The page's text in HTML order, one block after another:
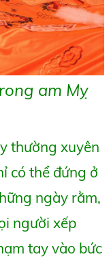
am Mỵ
thường xuyên
có thể đứng ở
ngày rằm,
người xếp
tay vào bức